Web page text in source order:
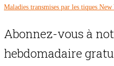
Maladies transmises par les tiques
Abonnez-vous à
hebdomadaire